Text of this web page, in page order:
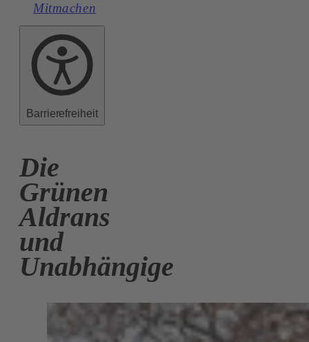
Mitmachen
Barrierefreiheit
Die
Grünen
Aldrans
und
Unabhängige